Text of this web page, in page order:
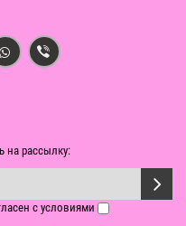
на рассылку:
с условиями